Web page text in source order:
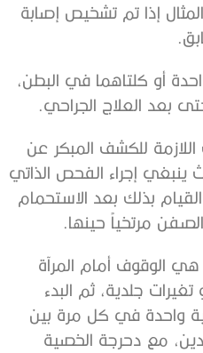
إذا تم تشخيص إصابة
أو كلتاهما في البطن،
بعد العلاج الجراحي.
اللازمة للكشف المبكر عن
ينبغي إجراء الفحص الذاتي
‫بذلك بعد الاستحمام
مرتخياً حينها.
الوقوف أمام المرآة
جلدية، ثم البدء
واحدة في كل مرة بين
مع دحرجة الخصية